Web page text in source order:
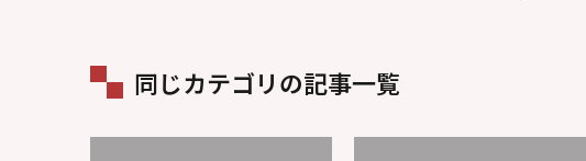
同じカテゴリの記事一覧